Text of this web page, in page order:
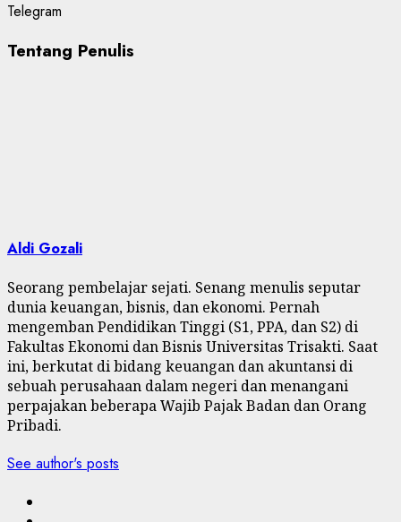
Telegram
Tentang Penulis
Aldi Gozali
Seorang pembelajar sejati. Senang menulis seputar
dunia keuangan, bisnis, dan ekonomi. Pernah
mengemban Pendidikan Tinggi (S1, PPA, dan S2) di
Fakultas Ekonomi dan Bisnis Universitas Trisakti. Saat
ini, berkutat di bidang keuangan dan akuntansi di
sebuah perusahaan dalam negeri dan menangani
perpajakan beberapa Wajib Pajak Badan dan Orang
Pribadi.
See author's posts